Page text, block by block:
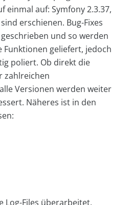
einmal auf: Symfony 2.3.37,
erschienen. Bug-Fixes
und so werden
Funktionen geliefert, jedoch
poliert. Ob direkt die
zahlreichen
Versionen werden weiter
Näheres ist in den
Log-Files überarbeitet,